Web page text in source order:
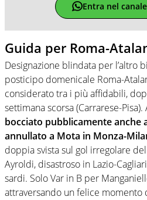
Entra nel
Guida per Roma-
Designazione blindata per l’altro
posticipo domenicale Roma-
considerato tra i più affidabili,
settimana scorsa (Carrarese-
bocciato pubblicamente anche
annullato a Mota in Monza-
doppia svista sul gol irregolare
Ayroldi, disastroso in Lazio-
sardi. Solo Var in B per
attraversando un felice momento